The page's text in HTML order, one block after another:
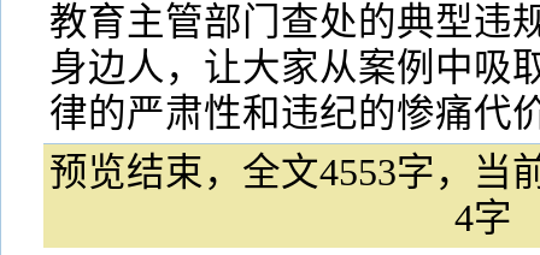
教育主管部门查处的典型违
身边人，让大家从案例中吸
律的严肃性和违纪的惨痛
预览结束，全文4553字，当
4字